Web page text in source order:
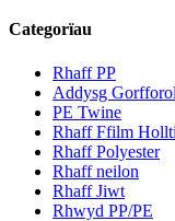
Categorïau
Rhaff PP
Addysg
PE Twine
Rhaff Ffilm
Rhaff Polyester
Rhaff neilon
Rhaff Jiwt
Rhwyd PP/PE